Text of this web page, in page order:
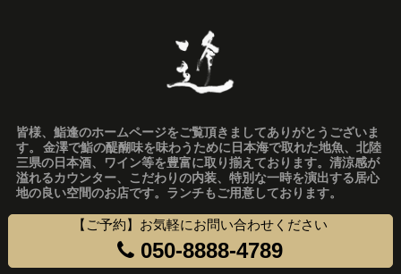
皆様、鮨逢のホームページをご覧頂きましてありがとうございま
す。 金澤で鮨の醍醐味を味わうために日本海で取れた地魚、北陸
三県の日本酒、ワイン等を豊富に取り揃えております。清涼感が
溢れるカウンター、こだわりの内装、特別な一時を演出する居心
地の良い空間のお店です。ランチもご用意しております。
【ご予約】お気軽にお問い合わせください
050-8888-4789